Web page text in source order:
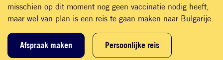
misschien op dit moment nog geen vaccinatie nodig heeft,
maar wel van plan is een reis te gaan maken naar Bulgarije.
Afspraak maken Persoonlijke reis